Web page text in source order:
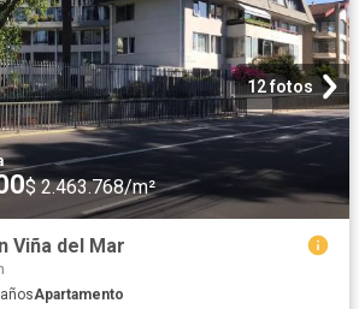
12 fotos
$ 2.463.768/m²
Viña del Mar
Apartamento